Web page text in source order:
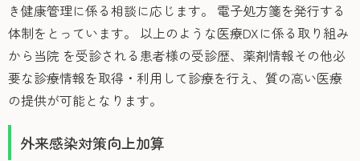
き健康管理に係る相談に応じます。 電子処方箋を発行する
体制をとっています。 以上のような医療DXに係る取り組み
から当院 を受診される患者様の受診歴、薬剤情報その他必
要な診療情報を取得・利用して診療を行え、質の高い医療
の提供が可能となります。
外来感染対策向上加算